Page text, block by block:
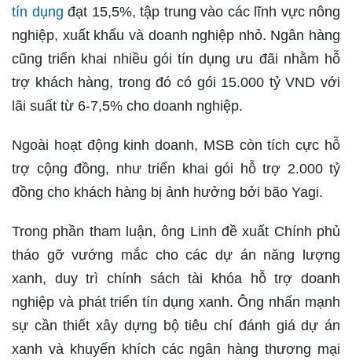
tín dụng đạt 15,5%, tập trung vào các lĩnh vực nông
nghiệp, xuất khẩu và doanh nghiệp nhỏ. Ngân hàng
cũng triển khai nhiều gói tín dụng ưu đãi nhằm hỗ
trợ khách hàng, trong đó có gói 15.000 tỷ VND với
lãi suất từ 6-7,5% cho doanh nghiệp.
Ngoài hoạt động kinh doanh, MSB còn tích cực hỗ
trợ cộng đồng, như triển khai gói hỗ trợ 2.000 tỷ
đồng cho khách hàng bị ảnh hưởng bởi bão Yagi.
Trong phần tham luận, ông Linh đề xuất Chính phủ
tháo gỡ vướng mắc cho các dự án năng lượng
xanh, duy trì chính sách tài khóa hỗ trợ doanh
nghiệp và phát triển tín dụng xanh. Ông nhấn mạnh
sự cần thiết xây dựng bộ tiêu chí đánh giá dự án
xanh và khuyến khích các ngân hàng thương mại